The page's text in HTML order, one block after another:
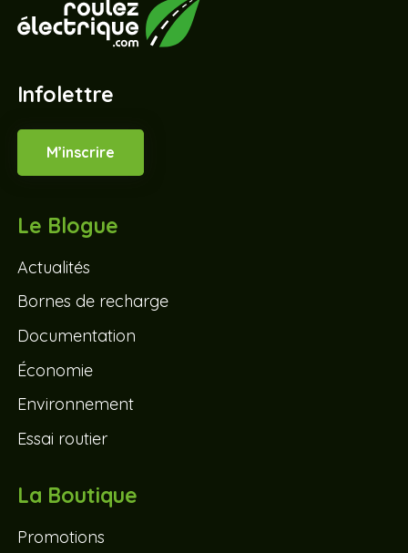
Infolettre
M’inscrire
Le Blogue
Actualités
Bornes de recharge
Documentation
Économie
Environnement
Essai routier
La Boutique
Promotions